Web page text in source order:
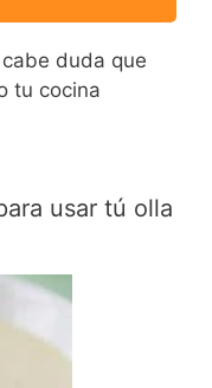
duda que
tu cocina
usar tú olla